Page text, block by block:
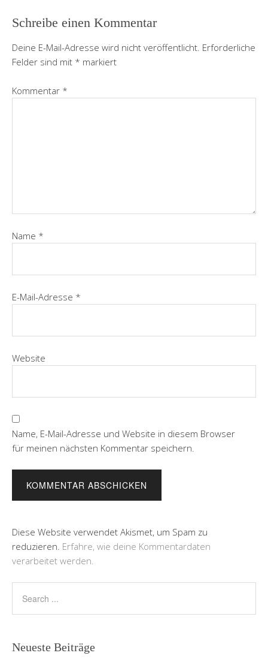
Schreibe einen Kommentar
Deine E-Mail-Adresse wird nicht veröffentlicht. Erforderliche
Felder sind mit * markiert
Kommentar *
Name *
E-Mail-Adresse *
Website
Name, E-Mail-Adresse und Website in diesem Browser
für meinen nächsten Kommentar speichern.
Diese Website verwendet Akismet, um Spam zu
reduzieren. Erfahre, wie deine Kommentardaten
verarbeitet werden.
Neueste Beiträge